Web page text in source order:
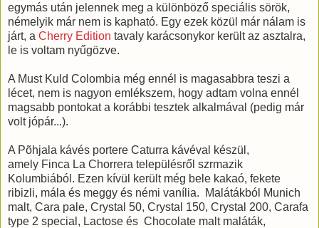
egymás után jelennek meg a különböző speciális sörök,
némelyik már nem is kapható. Egy ezek közül már nálam is
járt, a Cherry Edition tavaly karácsonykor került az asztalra,
le is voltam nyűgözve.
A Must Kuld Colombia még ennél is magasabbra teszi a
lécet, nem is nagyon emlékszem, hogy adtam volna ennél
magsabb pontokat a korábbi tesztek alkalmával (pedig már
volt jópár...).
A Põhjala kávés portere Caturra kávéval készül,
amely Finca La Chorrera településről szrmazik
Kolumbiából. Ezen kívül került még bele kakaó, fekete
ribizli, mála és meggy és némi vanília. Malátákból Munich
malt, Cara pale, Crystal 50, Crystal 150, Crystal 200, Carafa
type 2 special, Lactose és Chocolate malt maláták,